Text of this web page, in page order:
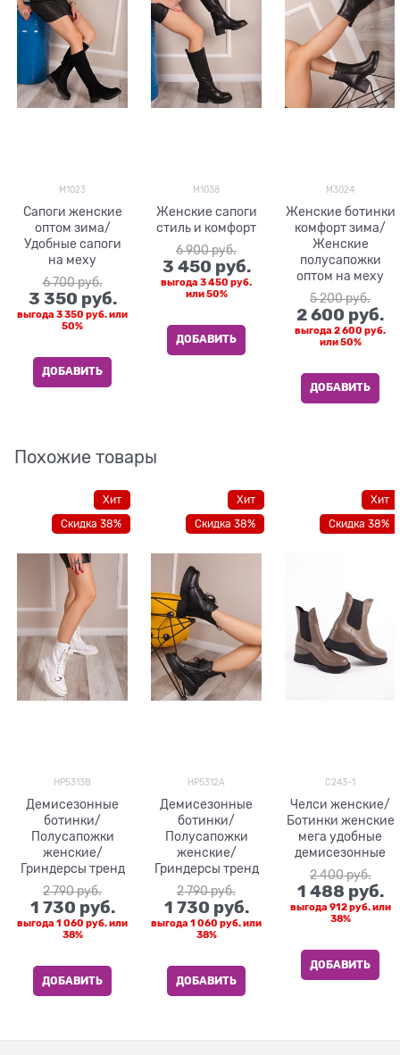
M1023
Сапоги женские
оптом зима/
Удобные сапоги
на меху
6 700 руб.
3 350 руб.
выгода 3 350 руб.или
50%
ДОБАВИТЬ
M1038
Женские сапоги
стиль и комфорт
6 900 руб.
3 450 руб.
выгода 3 450 руб.
или50%
ДОБАВИТЬ
M3024
Женские ботинки
комфорт зима/
Женские
полусапожки
оптом на меху
5 200 руб.
2 600 руб.
выгода 2 600 руб.
или50%
ДОБАВИТЬ
Похожие товары
HP5313B
Хит
Скидка 38%
Демисезонные
ботинки/
Полусапожки
женские/
Гриндерсы тренд
2 790 руб.
1 730 руб.
выгода 1 060 руб.или
38%
ДОБАВИТЬ
HP5312A
Хит
Скидка 38%
Демисезонные
ботинки/
Полусапожки
женские/
Гриндерсы тренд
2 790 руб.
1 730 руб.
выгода 1 060 руб.или
38%
ДОБАВИТЬ
C243-1
Хит
Скидка 38%
Челси женские/
Ботинки женские
мега удобные
демисезонные
2 400 руб.
1 488 руб.
выгода 912 руб.или
38%
ДОБАВИТЬ